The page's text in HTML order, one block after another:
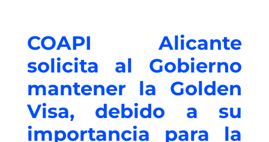
COAPI Alicante
solicita al Gobierno
mantener la Golden
Visa, debido a su
importancia para la